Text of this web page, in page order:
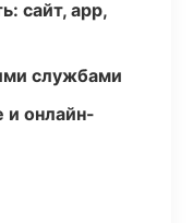
сайт, app,
службами
онлайн-